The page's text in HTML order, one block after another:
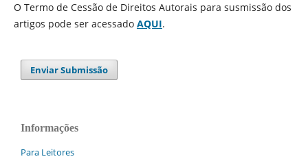
O Termo de Cessão de Direitos Autorais para susmissão dos
artigos pode ser acessado AQUI.
Enviar Submissão
Informações
Para Leitores